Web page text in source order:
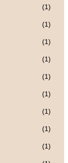
(1)
(1)
(1)
(1)
(1)
(1)
(1)
(1)
(1)